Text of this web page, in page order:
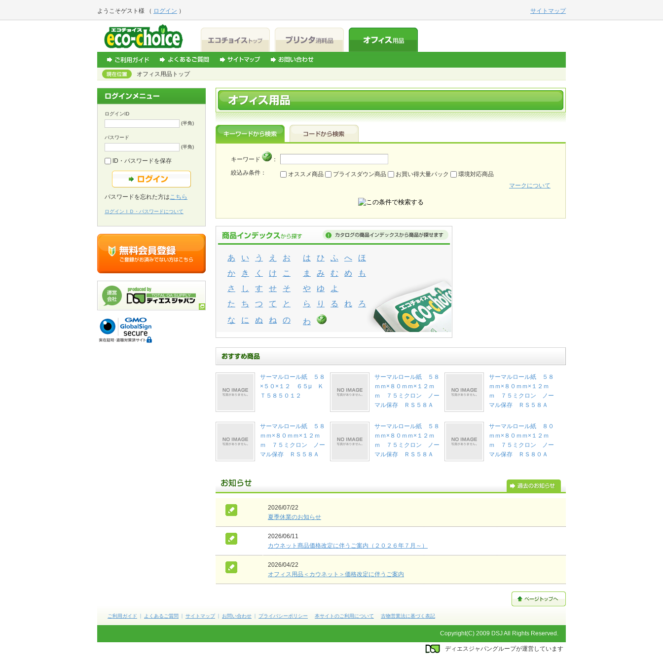
オフィス用品トップ
キーワード
：
絞込み条件：
オススメ商品 プライスダウン商品 お買い得大量パック
環境対応商品
マークについて
あ い う え お は ひ ふ へ
ほ
か
き く け こ ま み む め
も
さ
し す せ そ や ゆ
よ
た
ち つ て と ら り る れ
ろ
な
に ぬ ね の わ
サーマルロール紙 ５８
×５０×１２ ６５μ Ｋ
Ｔ５８５０１２
サーマルロール紙 ５８
ｍｍ×８０ｍｍ×１２ｍ
ｍ ７５ミクロン ノー
マル保存 ＲＳ５８Ａ
サーマルロール紙 ５８
ｍｍ×８０ｍｍ×１２ｍ
ｍ ７５ミクロン ノー
マル保存 ＲＳ５８Ａ
サーマルロール紙 ５８
ｍｍ×８０ｍｍ×１２ｍ
ｍ ７５ミクロン ノー
マル保存 ＲＳ５８Ａ
サーマルロール紙 ５８
ｍｍ×８０ｍｍ×１２ｍ
ｍ ７５ミクロン ノー
マル保存 ＲＳ５８Ａ
サーマルロール紙 ８０
ｍｍ×８０ｍｍ×１２ｍ
ｍ ７５ミクロン ノー
マル保存 ＲＳ８０Ａ
2026/07/22
夏季休業のお知らせ
2026/06/11
カウネット商品価格改定に伴うご案内（２０２６年７月～）
2026/04/22
オフィス用品＜カウネット＞価格改定に伴うご案内
ログインID
(半角)
パスワード
(半角)
ID・パスワードを保存
パスワードを忘れた方はこちら
ログインＩＤ・パスワードについて
ご利用ガイド よくあるご質問 サイトマップ お問い合わせ プライバシーポリシー 本サイトのご利用について 古物営業法に基づく表記
Copyright(C) 2009 DSJ All Rights Reserved.
ディエスジャパングループが運営しています
ようこそゲスト様 （ ログイン ） サイトマップ